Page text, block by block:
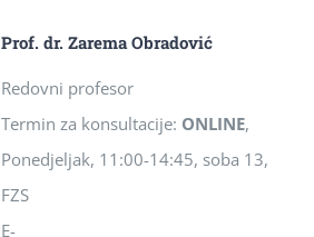
Prof. dr. Zarema Obradović
Redovni profesor
Termin za konsultacije: ONLINE,
Ponedjeljak, 11:00-14:45, soba 13,
FZS
E-